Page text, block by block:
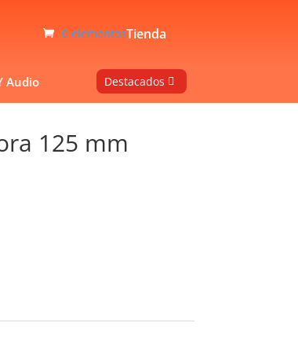
0 elementosTienda
Audio Destacados
125 mm